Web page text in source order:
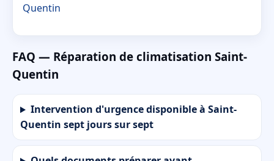
Quentin
FAQ — Réparation de climatisation Saint-
Quentin
Intervention d'urgence disponible à Saint-
Quentin sept jours sur sept